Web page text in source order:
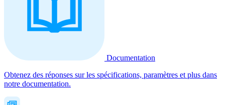
Documentation
Obtenez des réponses sur les spécifications, paramètres et plus dans
notre documentation.